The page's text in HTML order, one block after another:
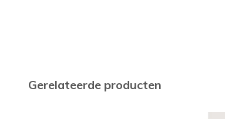
Gerelateerde producten